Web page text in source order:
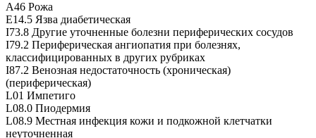
A46 Рожа
E14.5 Язва диабетическая
I73.8 Другие уточненные болезни периферических сосудов
I79.2 Периферическая ангиопатия при болезнях,
классифицированных в других рубриках
I87.2 Венозная недостаточность (хроническая)
(периферическая)
L01 Импетиго
L08.0 Пиодермия
L08.9 Местная инфекция кожи и подкожной клетчатки
неуточненная